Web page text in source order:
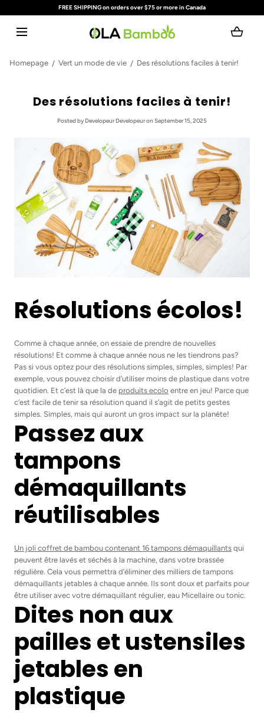
SKIP TO CONTENT
FREE SHIPPING on orders over $75 or more in Canada
Homepage
Vert un mode de vie Des résolutions faciles à tenir!
Des résolutions faciles à tenir!
Postedby Developeur Developeuron September 15, 2025
Résolutions écolos!
Comme à chaque année, on essaie de prendre de nouvelles
résolutions! Et comme à chaque année nous ne les tiendrons pas?
Pas si vous optez pour des résolutions simples, simples, simples! Par
exemple, vous pouvez choisir d’utiliser moins de plastique dans votre
quotidien. Et c’est là que la de produits ecolo entre en jeu! Parce que
c’est facile de tenir sa résolution quand il s’agit de petits gestes
simples. Simples, mais qui auront un gros impact sur la planète!
Passez aux
tampons
démaquillants
réutilisables
Un joli coffret de bambou contenant 16 tampons démaquillants qui
peuvent être lavés et séchés à la machine, dans votre brassée
régulière. Cela vous permettra d’éliminer des milliers de tampons
démaquillants jetables à chaque année. Ils sont doux et parfaits pour
être utiliser avec votre démaquillant régulier, eau Micellaire ou tonic.
Dites non aux
pailles et ustensiles
jetables en
plastique